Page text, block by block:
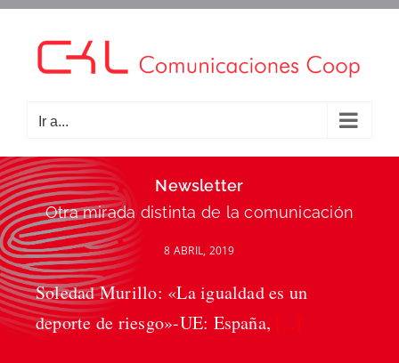
contenido
Ir a...
Newsletter
Otra mirada distinta de la comunicación
8 ABRIL, 2019
Soledad Murillo: «La igualdad es un
deporte de riesgo»-UE: España, [...]